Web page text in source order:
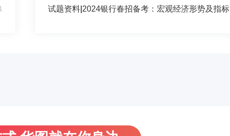
试题资料 2024银行春招备考：宏观经济形势及指标